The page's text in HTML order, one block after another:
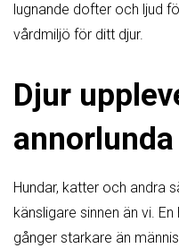
lugnande dofter och ljud
vårdmiljö för ditt djur.
Djur
Hundar, katter och andra
känsligare sinnen än vi.
gånger starkare än